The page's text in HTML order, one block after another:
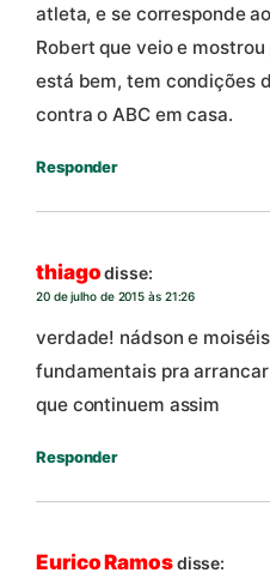
atleta, e se corresponde
Robert que veio e
está bem, tem condições
contra o ABC em casa.
Responder
thiagodisse:
20 de julho de 2015 às 21:26
verdade! nádson e
fundamentais pra
que continuem assim
Responder
Eurico Ramosdisse: